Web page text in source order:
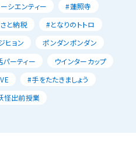
シエンティー
#蓮照寺
と納税
#となりのトトロ
ヒョン
ポンダンポンダン
ーティー
ウインターカップ
#手をたたきましょう
怪出前授業